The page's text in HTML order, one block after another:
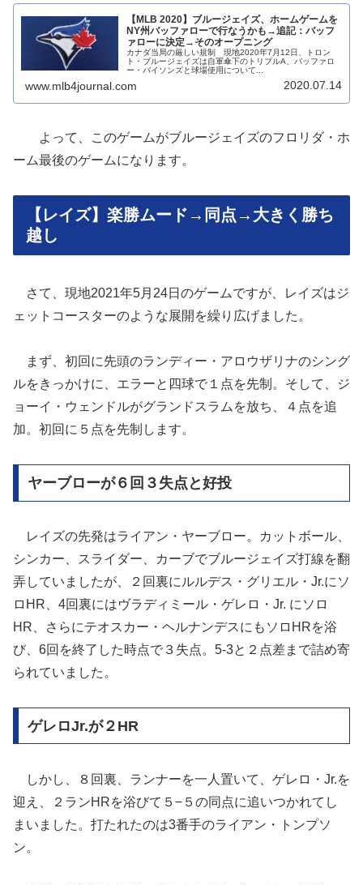
【MLB 2020】ブルージェイズ、ホームゲームを
NY州バッファローで行なうかも→追記：バッフ
ァローに決定→そのオープニング
カナダ当局の厳しい規制 現地2020年7月12日、トロン
ト・ブルージェイズは自軍傘下のトリプルA、バッファロ
ー・バイソンズと球場使用について...
www.mlb4journal.com 2020.07.14
よって、このゲームがブルージェイズのフロリダ・ホ
ーム最後のゲームになります。
【レイズ】楽勝ムード→同点→大きく勝ち
越し
さて、現地2021年5月24日のゲームですが、レイズはジ
ェットコースターのような展開を繰り広げました。
まず、初回に先頭のランディー・アロウザリナのシング
ルをきっかけに、エラーと四球で１点を先制。そして、ジ
ョーイ・ウェンドルがグランドスラムを放ち、４点を追
加。初回に５点を先制します。
ヤーブローが６回３失点と好投
レイズの先発はライアン・ヤーブロー。カットボール、
シンカー、スライダー、カーブでブルージェイズ打線を翻
弄していましたが、２回裏にルルデス・グリエル・Jr.にソ
ロHR、4回裏にはヴラディミール・ゲレロ・Jr. にソロ
HR、さらにテオスカー・ヘルナンデスにもソロHRを浴
び、6回を終了した時点で３失点。5-3と２点差まで詰め寄
られていました。
ゲレロJr.が２HR
しかし、８回裏、ランナーを一人置いて、ゲレロ・Jr.を
迎え、２ランHRを浴びて５−５の同点に追いつかれてし
まいました。打たれたのは3番手のライアン・トンプソ
ン。